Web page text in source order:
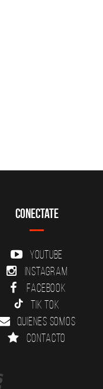
Conectate
YouTube
Instagram
Facebook
Tik Tok
Quienes somos
Contacto